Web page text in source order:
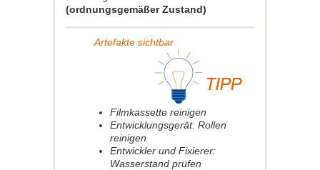
(ordnungsgemäßer Zustand)
Artefakte sichtbar
Filmkassette reinigen
Entwicklungsgerät: Rollen
reinigen
Entwickler und Fixierer:
Wasserstand prüfen